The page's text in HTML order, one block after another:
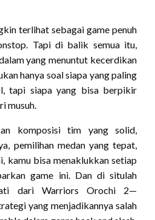
terlihat sebagai game penuh
Tapi di balik semua itu,
yang menuntut kecerdikan
hanya soal siapa yang paling
tapi siapa yang bisa berpikir
musuh.
komposisi tim yang solid,
pemilihan medan yang tepat,
kamu bisa menaklukkan setiap
game ini. Dan di situlah
dari Warriors Orochi 2—
yang menjadikannya salah